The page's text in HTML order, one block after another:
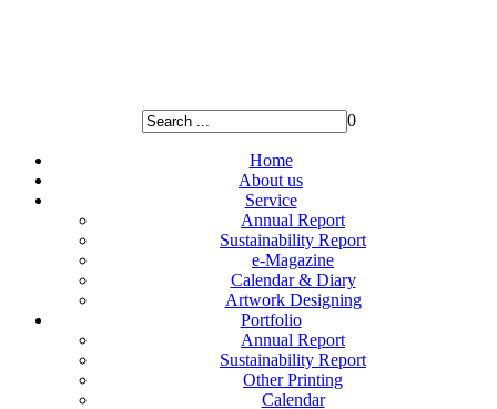
0
Home
About us
Service
Annual Report
Sustainability Report
e-Magazine
Calendar & Diary
Artwork Designing
Portfolio
Annual Report
Sustainability Report
Other Printing
Calendar